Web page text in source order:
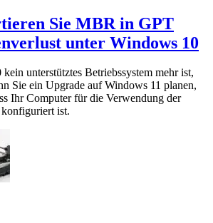
Sie MBR in GPT
unter Windows 10
unterstütztes Betriebssystem mehr ist,
Sie ein Upgrade auf Windows 11 planen,
Ihr Computer für die Verwendung der
ist.